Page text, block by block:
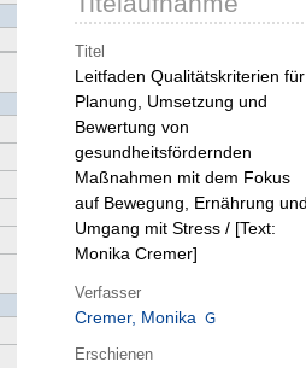
Titel
Leitfaden Qualitätskriterien für
Planung, Umsetzung und
Bewertung von
gesundheitsfördernden
Maßnahmen mit dem Fokus
auf Bewegung, Ernährung
Umgang mit Stress / [Text:
Monika Cremer]
Verfasser
Cremer, Monika
Erschienen